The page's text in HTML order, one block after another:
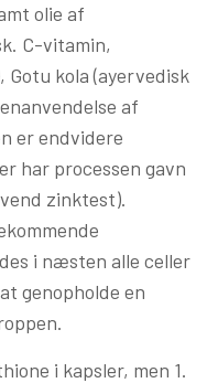
olie af
C-vitamin,
Gotu kola (ayervedisk
af
er endvidere
har processen gavn
zinktest).
i næsten alle celler
genopholde en
i kapsler, men 1.